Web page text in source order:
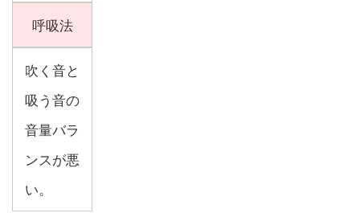
呼吸法
吹く音と
吸う音の
音量バラ
ンスが悪
い。